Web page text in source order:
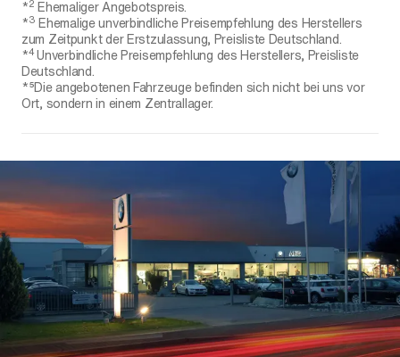
*2 Ehemaliger Angebotspreis.
*3 Ehemalige unverbindliche Preisempfehlung des Herstellers
zum Zeitpunkt der Erstzulassung, Preisliste Deutschland.
*4Unverbindliche Preisempfehlung des Herstellers, Preisliste
Deutschland.
*⁵Die angebotenen Fahrzeuge befinden sich nicht bei uns vor
Ort, sondern in einem Zentrallager.